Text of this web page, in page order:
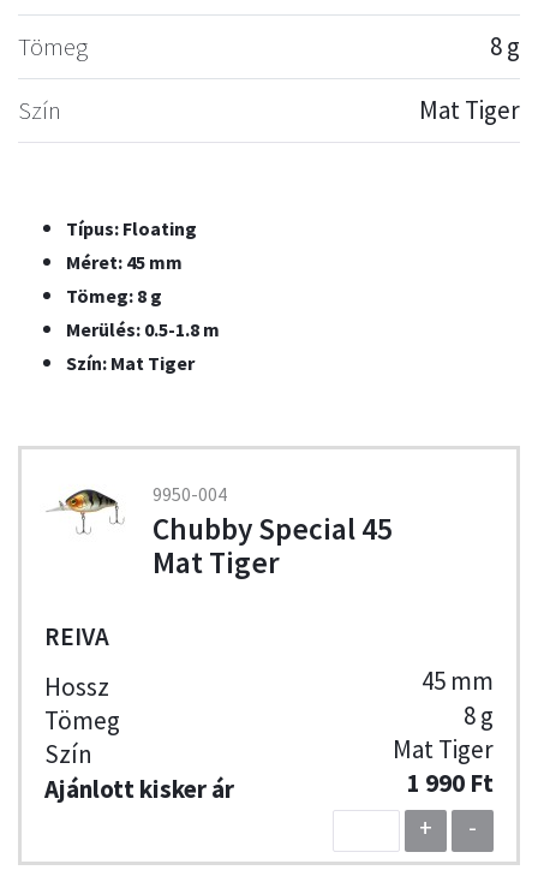
Tömeg
8 g
Szín
Mat Tiger
Típus: Floating
Méret: 45 mm
Tömeg: 8 g
Merülés: 0.5-1.8 m
Szín: Mat Tiger
9950-004
Chubby Special 45
Mat Tiger
REIVA
45 mm
8 g
Mat Tiger
1 990 Ft
+
-